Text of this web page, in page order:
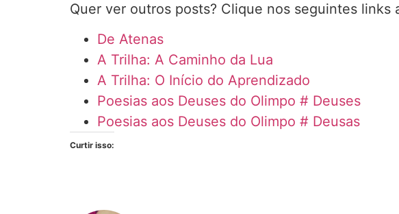
Quer ver outros posts? Clique nos seguintes links
De Atenas
A Trilha: A Caminho da Lua
A Trilha: O Início do Aprendizado
Poesias aos Deuses do Olimpo # Deuses
Poesias aos Deuses do Olimpo # Deusas
Curtir isso: